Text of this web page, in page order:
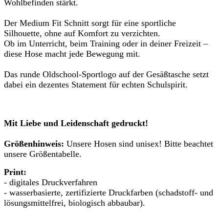
Wohlbefinden stärkt.
Der Medium Fit Schnitt sorgt für eine sportliche
Silhouette, ohne auf Komfort zu verzichten.
Ob im Unterricht, beim Training oder in deiner Freizeit –
diese Hose macht jede Bewegung mit.
Das runde Oldschool-Sportlogo auf der Gesäßtasche setzt
dabei ein dezentes Statement für echten Schulspirit.
Mit Liebe und Leidenschaft gedruckt!
Größenhinweis: Unsere Hosen sind unisex! Bitte beachtet
unsere Größentabelle.
Print:
- digitales Druckverfahren
- wasserbasierte, zertifizierte Druckfarben (schadstoff- und
lösungsmittelfrei, biologisch abbaubar).